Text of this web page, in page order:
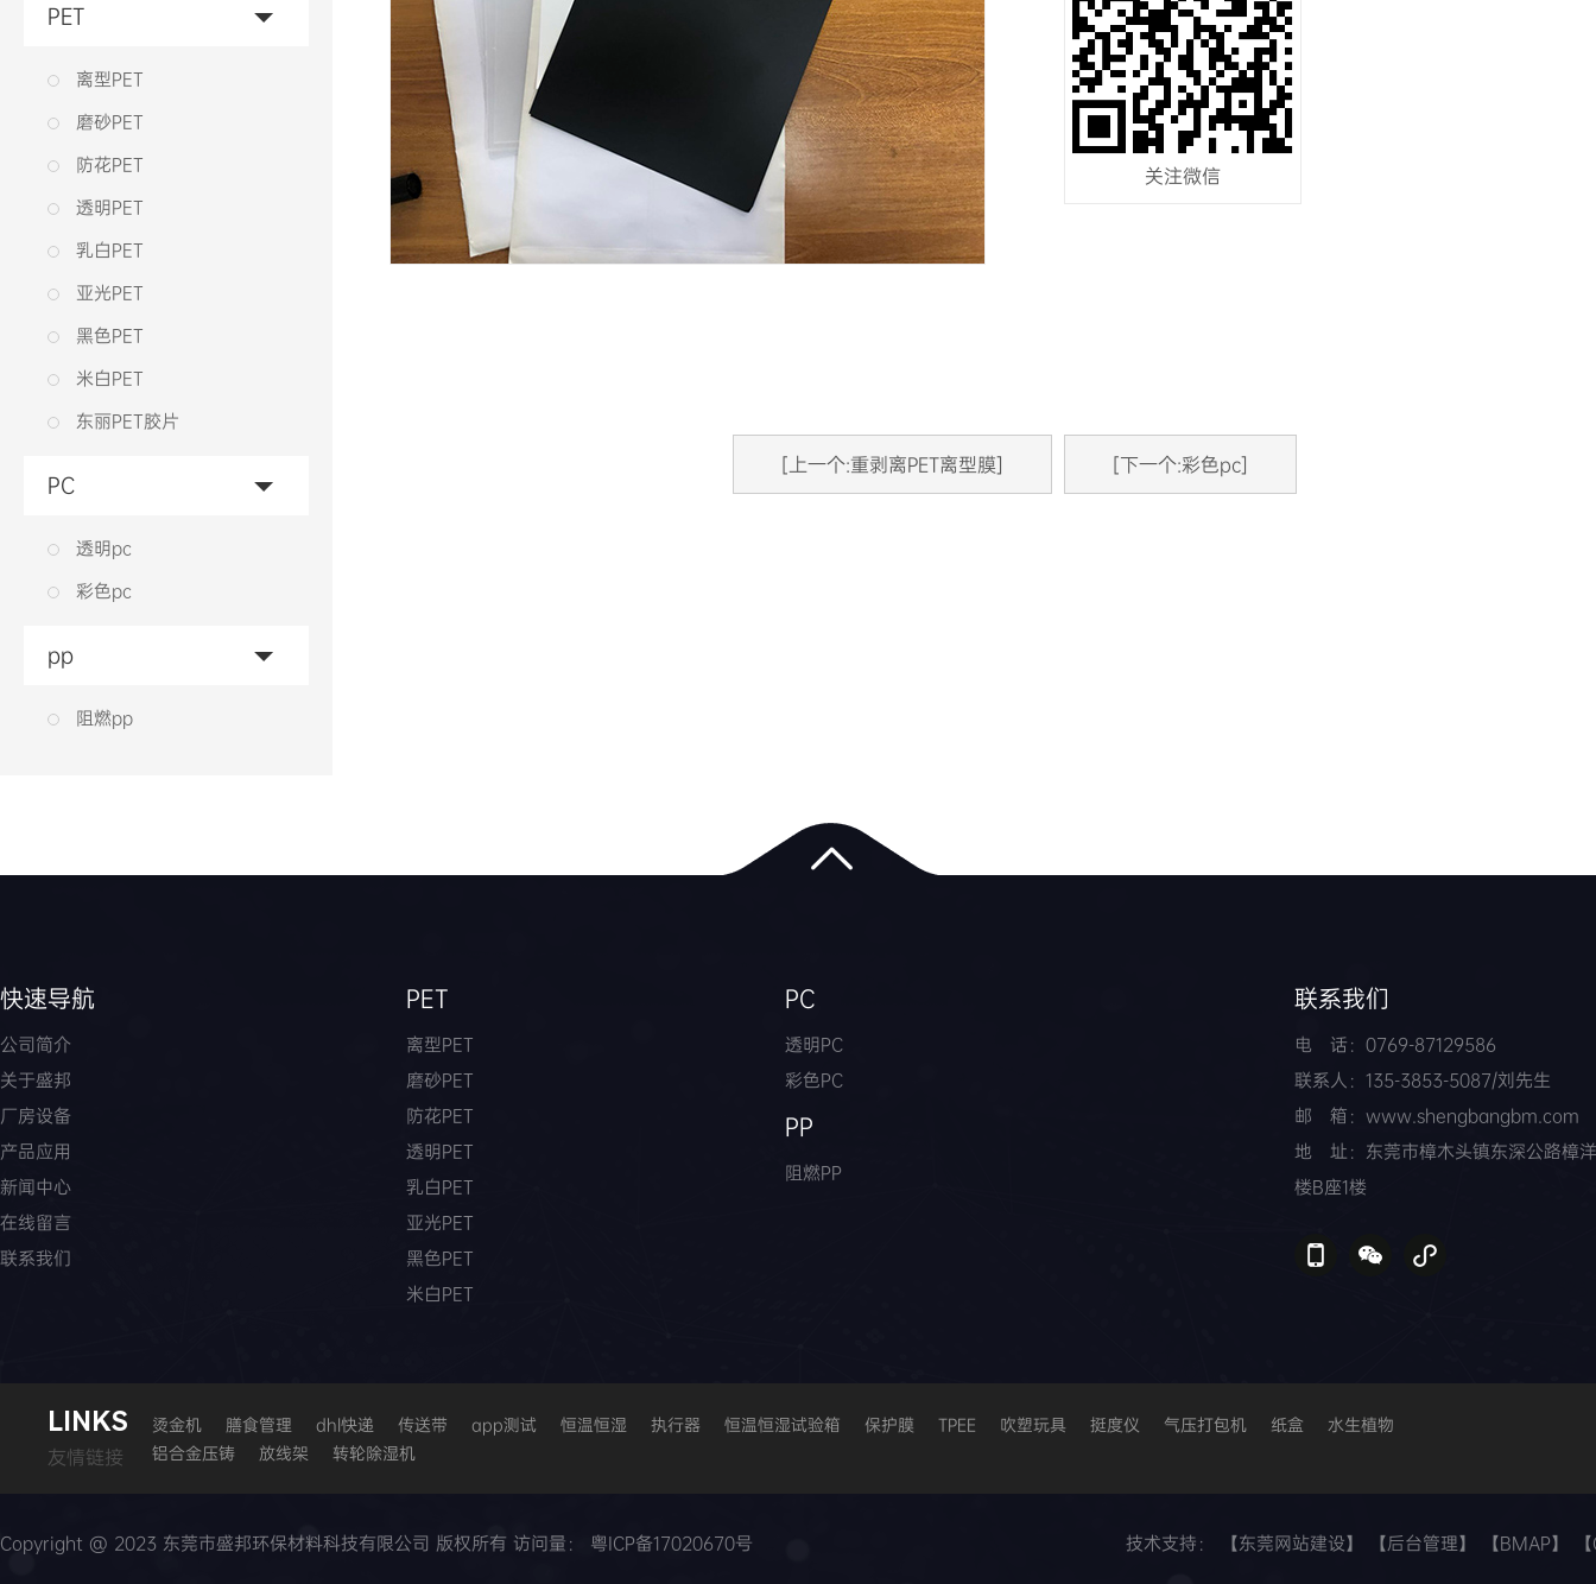
PET
离型PET
磨砂PET
防花PET
透明PET
乳白PET
亚光PET
黑色PET
米白PET
东丽PET胶片
PC
透明pc
彩色pc
pp
阻燃pp
关注微信
[上一个:重剥离PET离型膜] [下一个:彩色pc]
快速导航
公司简介
关于盛邦
厂房设备
产品应用
新闻中心
在线留言
联系我们
PET
离型PET
磨砂PET
防花PET
透明PET
乳白PET
亚光PET
黑色PET
米白PET
PC
透明PC
彩色PC
PP
阻燃PP
联系我们
电 话：0769-87129586
联系人：135-3853-5087/刘先生
邮 箱：www.shengbangbm.com
地 址：东莞市樟木头镇东深公路樟
楼B座1楼
LI N KS
友情链接
烫金机 膳食管理 dhl快递 传送带 app测试 恒温恒湿 执行器 恒温恒湿试验箱 保护膜 TPEE 吹塑玩具 挺度仪 气压打包机 纸盒
水生植物
铝合金压铸
放线架 转轮除湿机
Copyright @ 2023 东莞市盛邦环保材料科技有限公司 版权所有 访问量： 粤ICP备17020670号 技术支持： 【东莞网站建设】 【后台管理】 【BMAP】